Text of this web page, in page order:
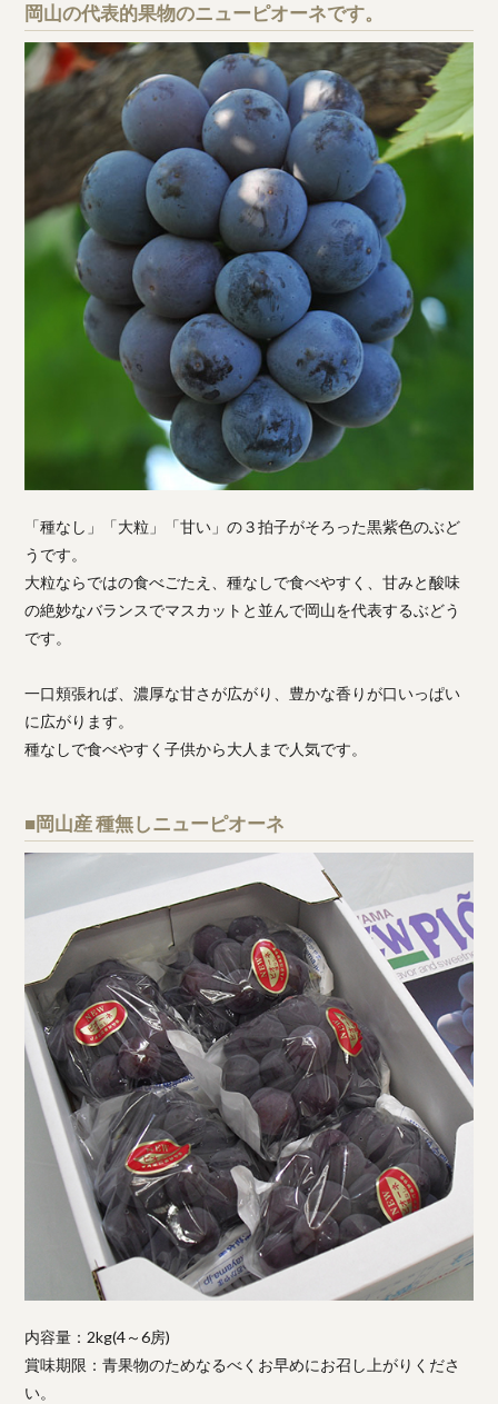
岡山の代表的果物のニューピオーネです。
「種なし」「大粒」「甘い」の３拍子がそろった黒紫色のぶど
うです。
大粒ならではの食べごたえ、種なしで食べやすく、甘みと酸味
の絶妙なバランスでマスカットと並んで岡山を代表するぶどう
です。
一口頬張れば、濃厚な甘さが広がり、豊かな香りが口いっぱい
に広がります。
種なしで食べやすく子供から大人まで人気です。
■岡山産 種無しニューピオーネ
内容量：2kg(4～6房)
賞味期限：青果物のためなるべくお早めにお召し上がりくださ
い。